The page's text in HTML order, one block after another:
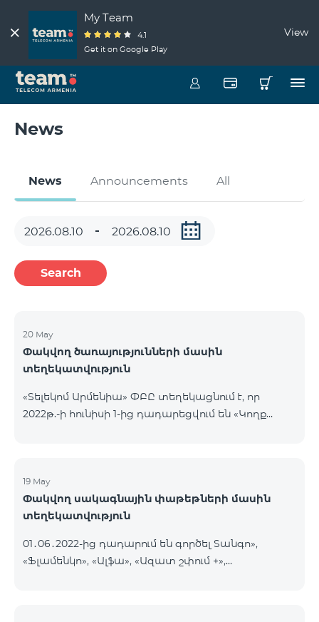
My Team
4.1
Get it on Google Play
View
News
News Announcements All
Search
20 May
Փակվող ծառայությունների մասին
տեղեկատվություն
«Տելեկոմ Արմենիա» ՓԲԸ տեղեկացնում է, որ
2022թ.-ի հունիսի 1-ից դադարեցվում են «Կողք
երկարացման հնարավորությունը: Ինչպես նաև
դադարեցվում է «Սիրելի համարներ»
ծառայության նոր միացումները և գործողությունը։
19 May
Փակվող սակագնային փաթեթների մասին
տեղեկատվություն
01․06․2022-ից դադարում են գործել Տանգո»,
«Ֆլամենկո», «Ալֆա», «Ազատ շփում +»,